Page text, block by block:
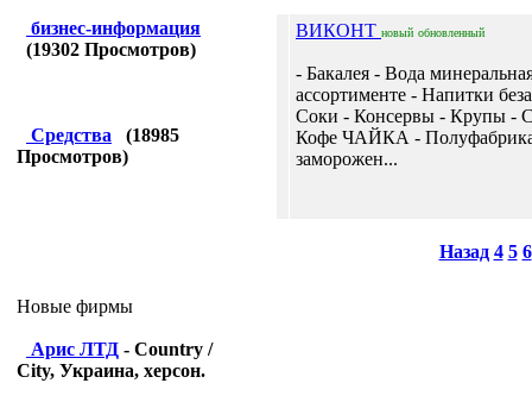
бизнес-информация
(19302 Просмотров)
Средства (18985
Просмотров)
Новые фирмы
Арис ЛТД - Country /
City, Украина, херсон.
ВИКОНТ новый обновленный
- Бакалея - Вода
ассортименте - Напитки
Соки - Консервы - Крупы -
Кофе ЧАЙКА -
заморожен...
Назад 4 5 6